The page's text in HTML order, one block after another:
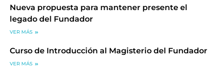
Nueva propuesta para mantener presente el
legado del Fundador
VER MÁS
Curso de Introducción al Magisterio del Fundador
VER MÁS